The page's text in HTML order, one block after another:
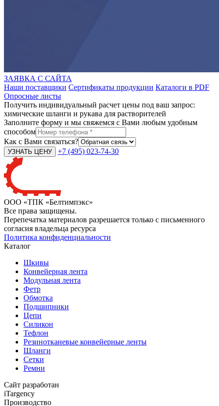
ЗАЯВКА С САЙТА
Наши поставщики Сертификаты продукции Каталоги в PDF
Опросные листы
Получить индивидуальный расчет цены под ваш запрос:
химические шланги и рукава для растворителей
Заполните форму и мы свяжемся с Вами любым удобным
способом
Как с Вами связаться?
+7 (495) 023-74-30
ООО «ТПК «Белтимпэкс»
Все права защищены.
Перепечатка материалов разрешается только с письменного
согласия владельца ресурса
Политика конфиденциальности
Каталог
Шкивы
Конвейерная лента
Модульная лента
Фетр
Обмотка
Подшипники
Цепи
Силикон
Тефлон
Резинотканевые конвейерные ленты
Шланги
Сетки
Ремни
Сайт разработан
iTargency
Производство